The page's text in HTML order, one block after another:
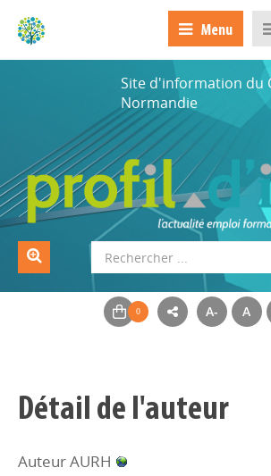
Menu
Site d'information du
Normandie
A- A
Détail de l'auteur
Auteur AURH